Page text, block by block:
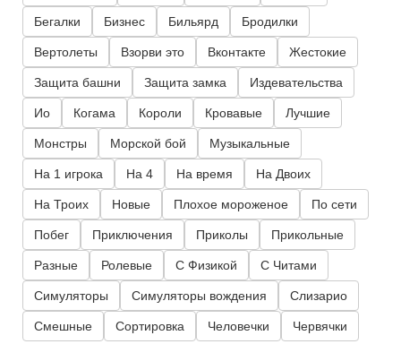
Бегалки Бизнес Бильярд Бродилки
Вертолеты Взорви это Вконтакте Жестокие
Защита башни Защита замка Издевательства
Ио Когама Короли Кровавые Лучшие
Монстры Морской бой Музыкальные
На 1 игрока На 4 На время На Двоих
На Троих Новые Плохое мороженое По сети
Побег Приключения Приколы Прикольные
Разные Ролевые С Физикой С Читами
Симуляторы Симуляторы вождения Слизарио
Смешные Сортировка Человечки Червячки